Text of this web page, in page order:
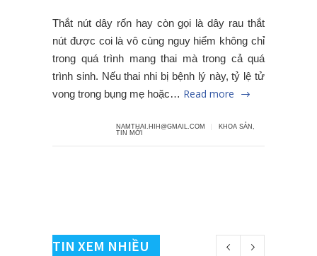
Thắt nút dây rốn hay còn gọi là dây rau thắt
nút được coi là vô cùng nguy hiểm không chỉ
trong quá trình mang thai mà trong cả quá
trình sinh. Nếu thai nhi bị bệnh lý này, tỷ lệ tử
vong trong bụng mẹ hoặc… Read more
NAMTHAI.HIH@GMAIL.COM KHOA SẢN ,
TIN MỚI
TIN XEM NHIỀU